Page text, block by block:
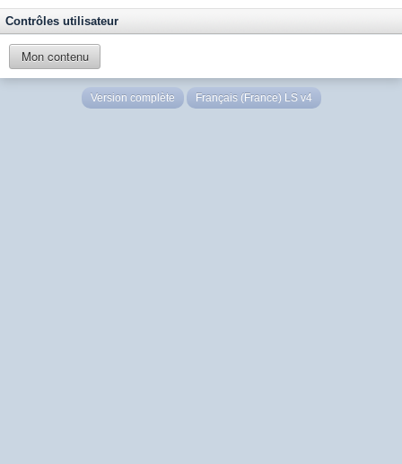
Contrôles utilisateur
Mon contenu
Version complète Français (France) LS v4